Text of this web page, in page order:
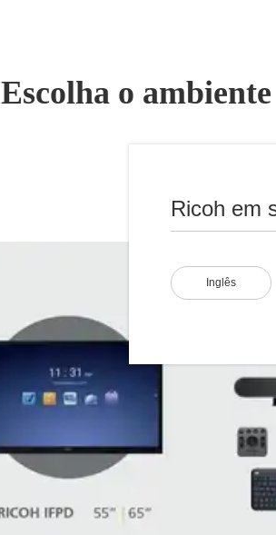
Ricoh em
Inglês
Escolha o